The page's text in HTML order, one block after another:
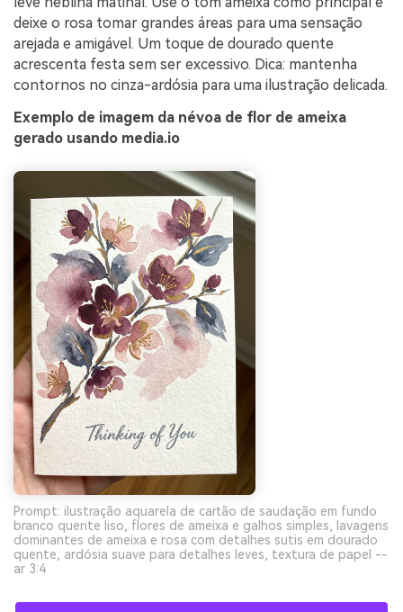
deixe o rosa tomar grandes áreas para uma sensação
arejada e amigável. Um toque de dourado quente
acrescenta festa sem ser excessivo. Dica: mantenha
contornos no cinza-ardósia para uma ilustração delicada.
Exemplo de imagem da névoa de flor de ameixa
gerado usando media.io
Prompt: ilustração aquarela de cartão de saudação em fundo
branco quente liso, flores de ameixa e galhos simples, lavagens
dominantes de ameixa e rosa com detalhes sutis em dourado
quente, ardósia suave para detalhes leves, textura de papel --
ar 3:4